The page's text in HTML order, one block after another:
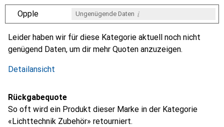
Opple Ungenügende Daten i
Leider haben wir für diese Kategorie aktuell noch nicht
genügend Daten, um dir mehr Quoten anzuzeigen.
Detailansicht
Rückgabequote
So oft wird ein Produkt dieser Marke in der Kategorie
«Lichttechnik Zubehör» retourniert.